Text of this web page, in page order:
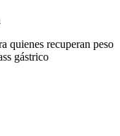
quienes recuperan peso
gástrico